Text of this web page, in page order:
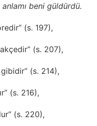
beni güldürdü.
(s. 197),
akçedir” (s. 207),
(s. 214),
(s. 216),
(s. 220),